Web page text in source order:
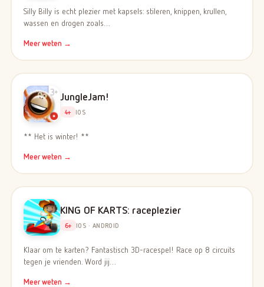
Silly Billy is echt plezier met kapsels: stileren, knippen, krullen,
wassen en drogen zoals…
Meer weten →
JungleJam!
4+ IOS
** Het is winter! **
Meer weten →
KING OF KARTS: raceplezier
6+ IOS · ANDROID
Klaar om te karten? Fantastisch 3D-racespel! Race op 8 circuits
tegen je vrienden. Word jij…
Meer weten →